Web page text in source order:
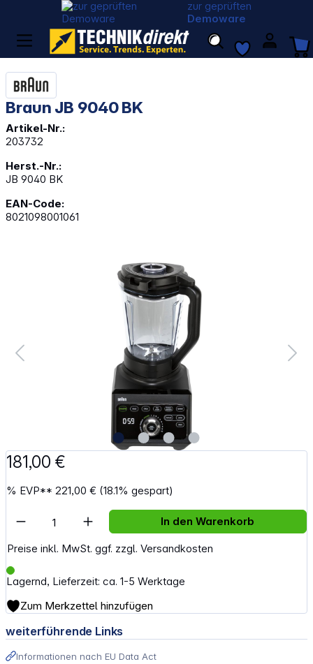
zur geprüften
Demoware
Braun JB 9040 BK
Artikel-Nr.:
203732
Herst.-Nr.:
JB 9040 BK
EAN-Code:
8021098001061
Bildergalerie überspringen
181,00 €
% EVP**221,00 € (18.1% gespart)
Preise inkl. MwSt. ggf. zzgl. Versandkosten
Lagernd, Lieferzeit: ca. 1-5 Werktage
Artikel Anzahl: Gib den gewünschten
In den Warenkorb
Zum Merkzettel hinzufügen
weiterführende Links
Informationen nach EU Data Act